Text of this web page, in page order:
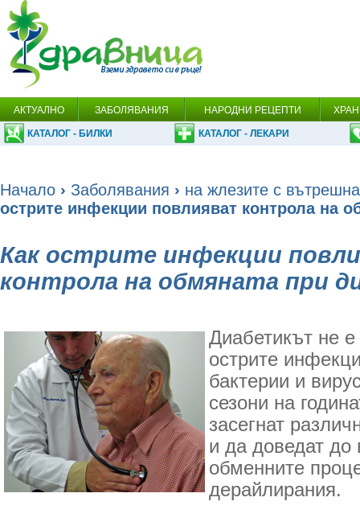
АКТУАЛНО ЗАБОЛЯВАНИЯ НАРОДНИ РЕЦЕПТИ
КАТАЛОГ - БИЛКИ КАТАЛОГ - ЛЕКАРИ
Начало › Заболявания › на жлезите с
острите инфекции повлияват контрола на
Как острите инфекции
контрола на обмяната при
Диабетикът не
острите
бактерии и
сезони на
засегнат
и да доведат
обменните
дерайлирания.